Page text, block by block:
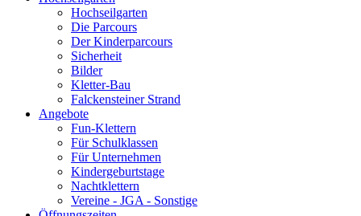
Hochseilgarten
Die Parcours
Der Kinderparcours
Sicherheit
Bilder
Kletter-Bau
Falckensteiner Strand
Angebote
Fun-Klettern
Für Schulklassen
Für Unternehmen
Kindergeburtstage
Nachtklettern
Vereine - JGA - Sonstige